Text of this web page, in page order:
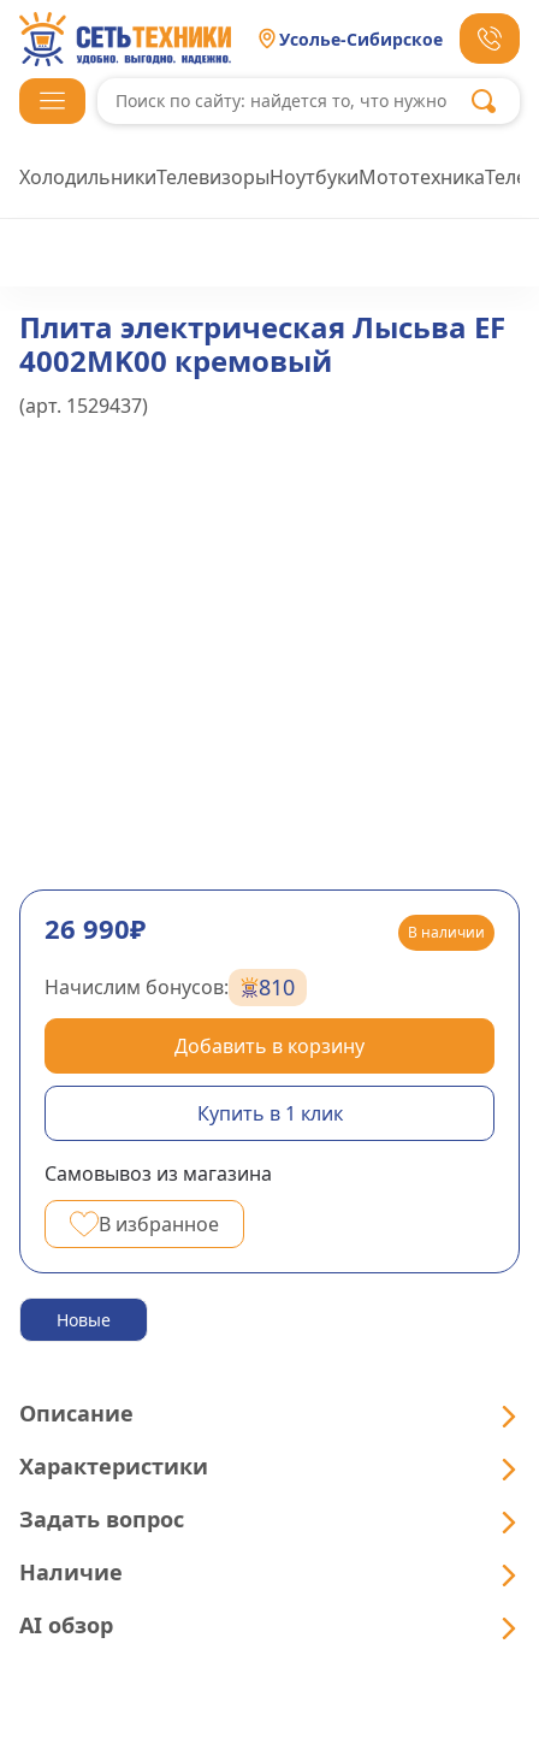
Усолье-Сибирское
ХолодильникиТелевизорыНоутбукиМототехника
Плита электрическая Лысьва EF
4002MK00 кремовый
(арт. 1529437)
26 990₽ В наличии
Начислим бонусов: 810
Добавить в корзину
Купить в 1 клик
Самовывоз из магазина
В избранное
Новые
Описание
Характеристики
Задать вопрос
Наличие
AI обзор